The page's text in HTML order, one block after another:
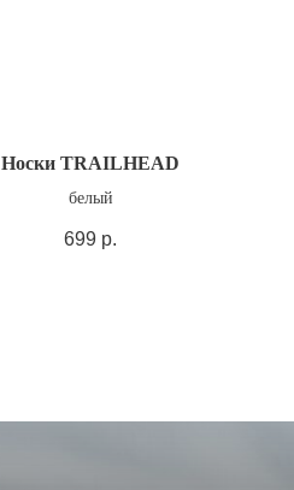
Носки TRAILHEAD
белый
699 р.